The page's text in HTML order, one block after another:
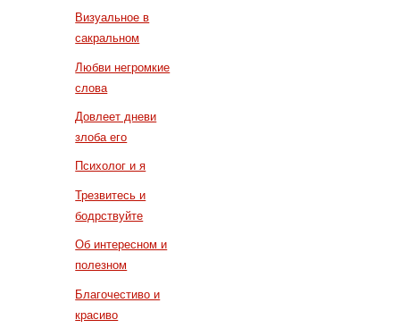
Визуальное в
сакральном
Любви негромкие
слова
Довлеет дневи
злоба его
Психолог и я
Трезвитесь и
бодрствуйте
Об интересном и
полезном
Благочестиво и
красиво